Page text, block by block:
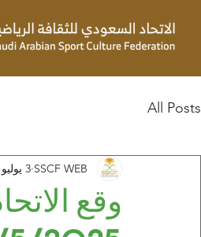
All Posts
وقع
SSCF WEB 3 يوليو 2025